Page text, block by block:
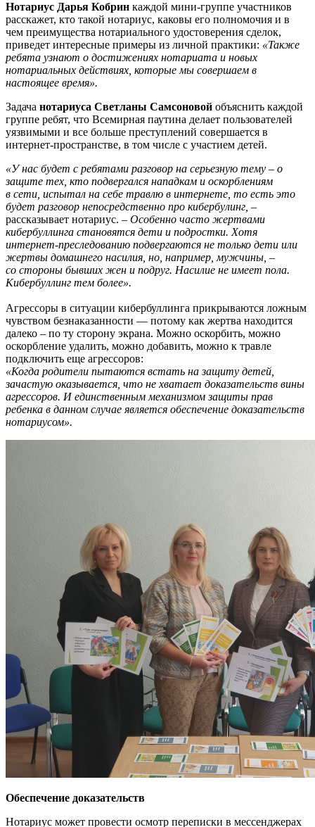
Нотариус Дарья Кобрин каждой мини-группе участников
расскажет, кто такой нотариус, каковы его полномочия и в
чем преимущества нотариального удостоверения сделок,
приведет интересные примеры из личной практики: «Также
ребята узнают о достижениях нотариата и новых
нотариальных действиях, которые мы совершаем в
настоящее время».
Задача нотариуса Светланы Самсоновой объяснить каждой
группе ребят, что Всемирная паутина делает пользователей
уязвимыми и все больше преступлений совершается в
интернет-пространстве, в том числе с участием детей.
«У нас будет с ребятами разговор на серьезную тему – о
защите тех, кто подвергался нападкам и оскорблениям
в сети, испытал на себе травлю в интернете, то есть это
будет разговор непосредственно про кибербулинг, –
рассказывает нотариус. – Особенно часто жертвами
кибербуллинга становятся дети и подростки. Хотя
интернет-преследованию подвергаются не только дети или
жертвы домашнего насилия, но, например, мужчины, –
со стороны бывших жен и подруг. Насилие не имеет пола.
Кибербуллинг тем более».
Агрессоры в ситуации кибербуллинга прикрываются ложным
чувством безнаказанности — потому как жертва находится
далеко – по ту сторону экрана. Можно оскорбить, можно
оскорбление удалить, можно добавить, можно к травле
подключить еще агрессоров:
«Когда родители пытаются встать на защиту детей,
зачастую оказывается, что не хватает доказательств вины
агрессоров. И единственным механизмом защиты прав
ребенка в данном случае является обеспечение доказательств
нотариусом».
Обеспечение доказательств
Нотариус может провести осмотр переписки в мессенджерах